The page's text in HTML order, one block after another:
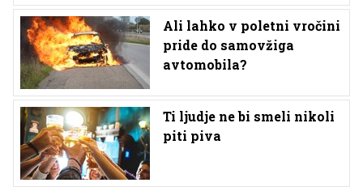
Ali lahko v poletni vročini
pride do samovžiga
avtomobila?
Ti ljudje ne bi smeli nikoli
piti piva